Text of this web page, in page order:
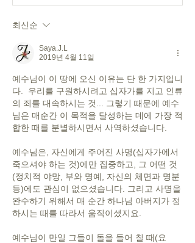
최신순
Saya.J.L
2019년 4월 11일
예수님이 이 땅에 오신 이유는 단 한 가지입니
다.  우리를 구원하시려고 십자가를 지고 인류
의 죄를 대속하시는 것... 그렇기 때문에 예수
님은 매순간 이 목적을 달성하는 데에 가장 적
합한 때를 분별하시면서 사역하셨습니다.
예수님은, 자신에게 주어진 사명(십자가에서
죽으셔야 하는 것)에만 집중하고, 그 어떤 것
(정치적 야망, 부와 명예, 자신의 체면과 명분
등)에도 관심이 없으셨습니다. 그리고 사명을
완수하기 위해서 매 순간 하나님 아버지가 정
하시는 때를 따라서 움직이셨지요.
예수님이 만일 그들이 돌을 들어 칠 때(요